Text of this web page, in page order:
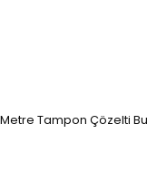
Metre Tampon Çözelti